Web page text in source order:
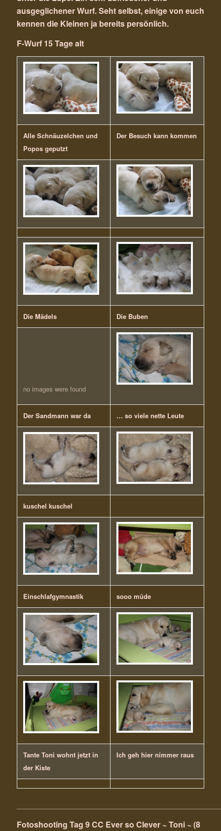
ausgeglichener Wurf. Seht selbst, einige von euch
kennen die Kleinen ja bereits persönlich.
F-Wurf 15 Tage alt
Alle Schnäuzelchen und
Popos geputzt
Der Besuch kann kommen
Die Mädels Die Buben
no images were found
Der Sandmann war da … so viele nette Leute
kuschel kuschel
Einschlafgymnastik sooo müde
Tante Toni wohnt jetzt in
der Kiste
Ich geh hier nimmer raus
Fotoshooting Tag 9 CC Ever so Clever ~ Toni ~ (8